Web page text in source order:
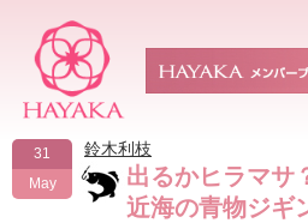
31
May
鈴木利枝
出るかヒラマサ
近海の青物ジギ